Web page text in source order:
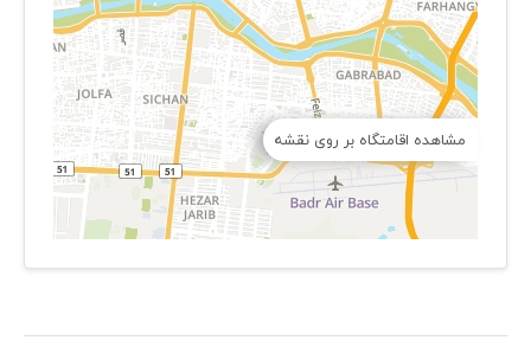
مشاهده اقامتگاه بر روی نقشه